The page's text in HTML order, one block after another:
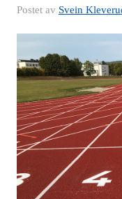
Postet av Svein